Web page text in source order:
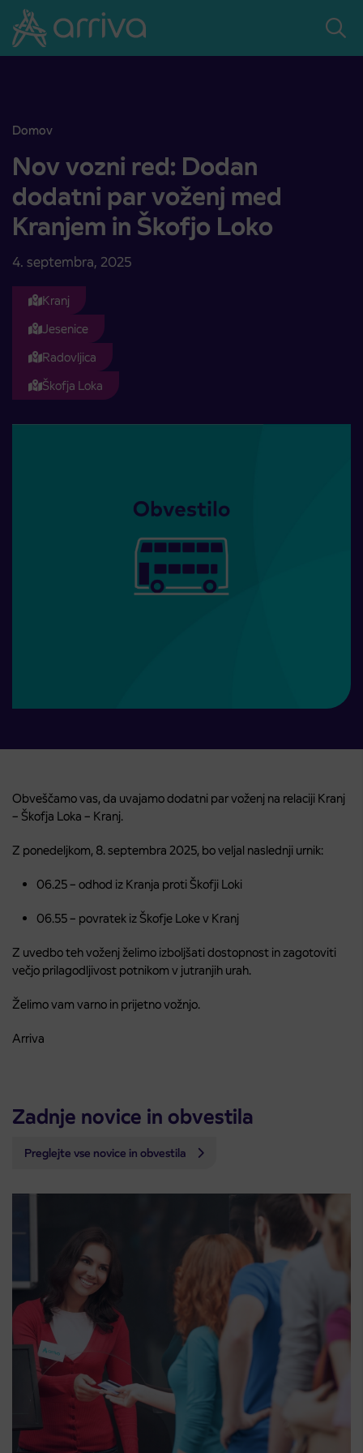
Skoči na vsebino
Domov
Nov vozni red: Dodan dodatni par voženj med Kranjem in Škofjo
Nov vozni red: Dodan
dodatni par voženj med
Kranjem in Škofjo Loko
4. septembra, 2025
Kranj
Jesenice
Radovljica
Škofja Loka
Obveščamo vas, da uvajamo dodatni par voženj na relaciji Kranj
– Škofja Loka – Kranj.
Z ponedeljkom, 8. septembra 2025, bo veljal naslednji urnik:
06.25 – odhod iz Kranja proti Škofji Loki
06.55 – povratek iz Škofje Loke v Kranj
Z uvedbo teh voženj želimo izboljšati dostopnost in zagotoviti
večjo prilagodljivost potnikom v jutranjih urah.
Želimo vam varno in prijetno vožnjo.
Arriva
Zadnje novice in obvestila
Preglejte vse novice in obvestila